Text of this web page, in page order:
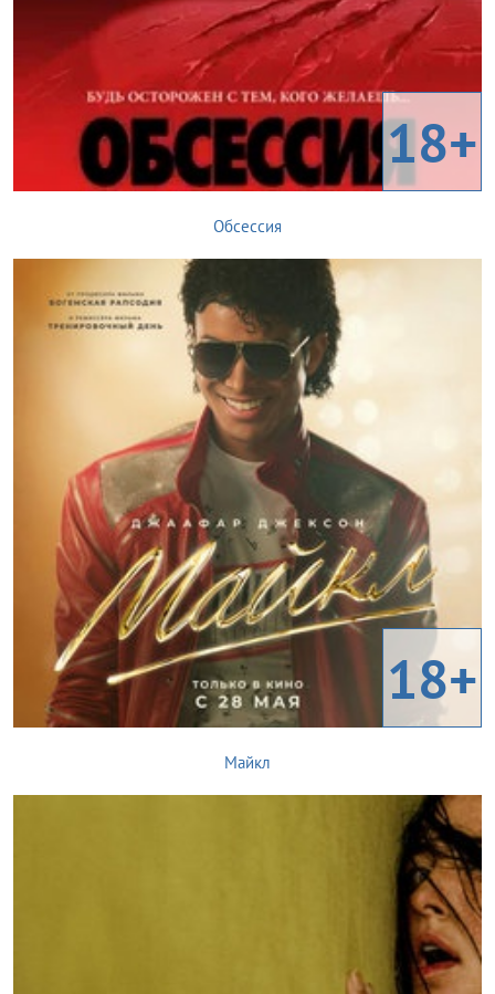
18+
Обсессия
18+
Майкл